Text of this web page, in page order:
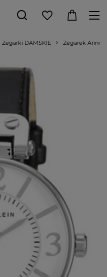
Zegarki DAMSKIE Zegarek Anne